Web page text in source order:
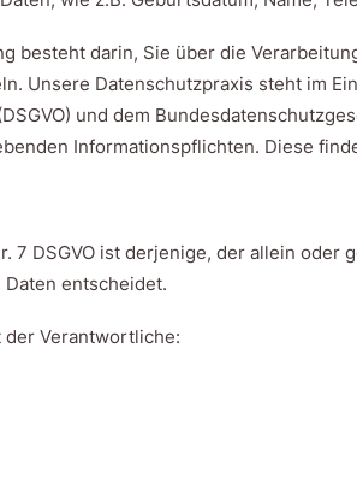
besteht darin, Sie über die
Unsere Datenschutzpraxis steht im
und dem
Informationspflichten. Diese
7 DSGVO ist derjenige, der allein oder
entscheidet.
Verantwortliche: